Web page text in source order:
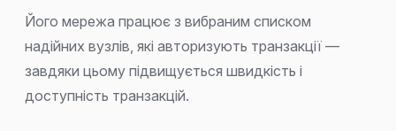
Його мережа працює з вибраним списком
надійних вузлів, які авторизують транзакції —
завдяки цьому підвищується швидкість і
доступність транзакцій.